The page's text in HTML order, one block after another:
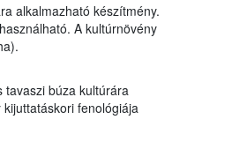
alkalmazható készítmény.
A kultúrnövény
tavaszi búza kultúrára
fenológiája